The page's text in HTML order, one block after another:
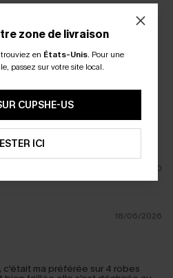
les étés chauds , robe sexy et
0
18/06/2026
ma préférée sur 4 robes
zone de livraison
en États-Unis. Pour une
passez sur votre site local.
CUPSHE-US
ICI